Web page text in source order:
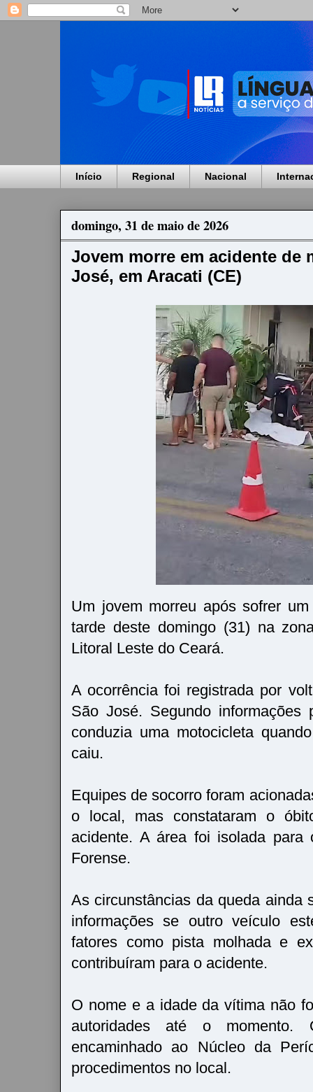
Início Regional Nacional
domingo, 31 de maio de 2026
Jovem morre em acidente de
José, em Aracati (CE)
Um jovem morreu após sofrer
tarde deste domingo (31) na
Litoral Leste do Ceará.
A ocorrência foi registrada por
São José. Segundo informações
conduzia uma motocicleta
caiu.
Equipes de socorro foram
o local, mas constataram o
acidente. A área foi isolada para
Forense.
As circunstâncias da queda ainda
informações se outro veículo
fatores como pista molhada e
contribuíram para o acidente.
O nome e a idade da vítima não
autoridades até o
encaminhado ao Núcleo da
procedimentos no local.